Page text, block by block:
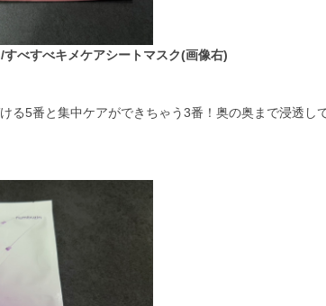
べすべキメケアシートマスク(画像右)
る5番と集中ケアができちゃう3番！奥の奥まで浸透し